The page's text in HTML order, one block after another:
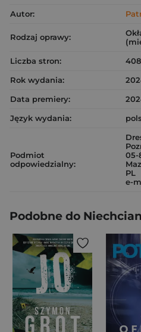
Autor:
Rodzaj oprawy:
Liczba stron:
408
Rok wydania:
Data premiery:
Język wydania:
Podmiot
odpowiedzialny:
05-
PL
e-
Podobne do